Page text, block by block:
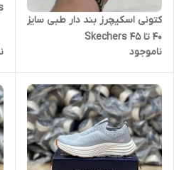
کتونی اسکیچرز بند دار طبی سایز
۴۰ تا ۴۵ Skechers
ناموجود